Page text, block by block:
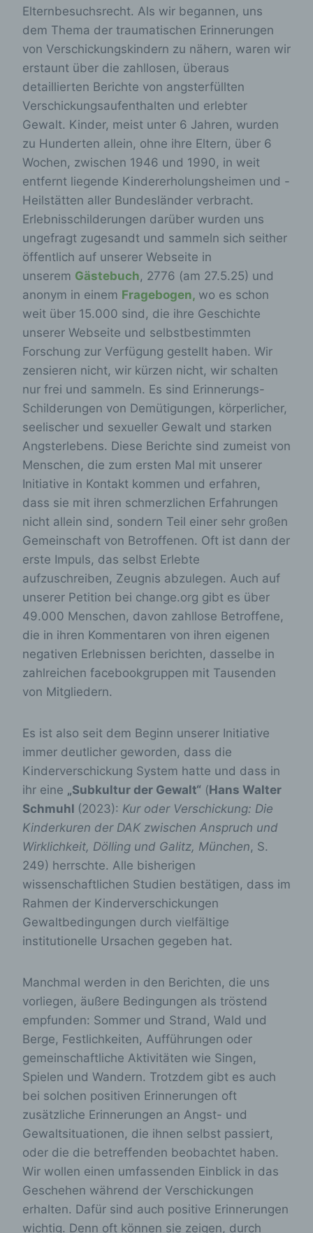
Elternbesuchsrecht. Als wir begannen, uns
dem Thema der traumatischen Erinnerungen
von Verschickungskindern zu nähern, waren wir
erstaunt über die zahllosen, überaus
detaillierten Berichte von angsterfüllten
Verschickungsaufenthalten und erlebter
Gewalt. Kinder, meist unter 6 Jahren, wurden
zu Hunderten allein, ohne ihre Eltern, über 6
Wochen, zwischen 1946 und 1990, in weit
entfernt liegende Kindererholungsheimen und -
Heilstätten aller Bundesländer verbracht.
Erlebnisschilderungen darüber wurden uns
ungefragt zugesandt und sammeln sich seither
öffentlich auf unserer Webseite in
unserem Gästebuch, 2776 (am 27.5.25) und
anonym in einem Fragebogen, wo es schon
weit über 15.000 sind, die ihre Geschichte
unserer Webseite und selbstbestimmten
Forschung zur Verfügung gestellt haben. Wir
zensieren nicht, wir kürzen nicht, wir schalten
nur frei und sammeln. Es sind Erinnerungs-
Schilderungen von Demütigungen, körperlicher,
seelischer und sexueller Gewalt und starken
Angsterlebens. Diese Berichte sind zumeist von
Menschen, die zum ersten Mal mit unserer
Initiative in Kontakt kommen und erfahren,
dass sie mit ihren schmerzlichen Erfahrungen
nicht allein sind, sondern Teil einer sehr großen
Gemeinschaft von Betroffenen. Oft ist dann der
erste Impuls, das selbst Erlebte
aufzuschreiben, Zeugnis abzulegen. Auch auf
unserer Petition bei change.org gibt es über
49.000 Menschen, davon zahllose Betroffene,
die in ihren Kommentaren von ihren eigenen
negativen Erlebnissen berichten, dasselbe in
zahlreichen facebookgruppen mit Tausenden
von Mitgliedern.
Es ist also seit dem Beginn unserer Initiative
immer deutlicher geworden, dass die
Kinderverschickung System hatte und dass in
ihr eine „Subkultur der Gewalt“ (Hans Walter
Schmuhl (2023): Kur oder Verschickung: Die
Kinderkuren der DAK zwischen Anspruch und
Wirklichkeit, Dölling und Galitz, München, S.
249) herrschte. Alle bisherigen
wissenschaftlichen Studien bestätigen, dass im
Rahmen der Kinderverschickungen
Gewaltbedingungen durch vielfältige
institutionelle Ursachen gegeben hat.
Manchmal werden in den Berichten, die uns
vorliegen, äußere Bedingungen als tröstend
empfunden: Sommer und Strand, Wald und
Berge, Festlichkeiten, Aufführungen oder
gemeinschaftliche Aktivitäten wie Singen,
Spielen und Wandern. Trotzdem gibt es auch
bei solchen positiven Erinnerungen oft
zusätzliche Erinnerungen an Angst- und
Gewaltsituationen, die ihnen selbst passiert,
oder die die betreffenden beobachtet haben.
Wir wollen einen umfassenden Einblick in das
Geschehen während der Verschickungen
erhalten. Dafür sind auch positive Erinnerungen
wichtig. Denn oft können sie zeigen, durch